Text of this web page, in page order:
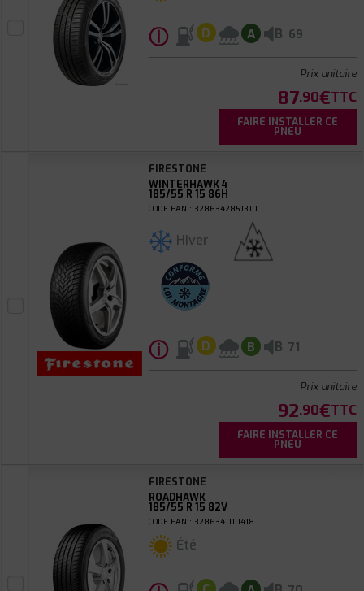
ⓘ D A B 69
Prix unitaire
87.90€TTC
FAIRE INSTALLER CE
PNEU
FIRESTONE
WINTERHAWK 4
185/55 R 15 86H
CODE EAN : 3286342851310
Hiver
ⓘ D B B 71
Prix unitaire
92.90€TTC
FAIRE INSTALLER CE
PNEU
FIRESTONE
ROADHAWK
185/55 R 15 82V
CODE EAN : 3286341110418
Été